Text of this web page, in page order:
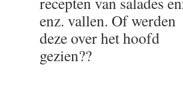
enz. vallen. Of werden
deze over het hoofd
gezien??